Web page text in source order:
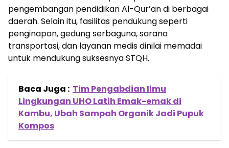
pengembangan pendidikan Al-Qur’an di berbagai
daerah. Selain itu, fasilitas pendukung seperti
penginapan, gedung serbaguna, sarana
transportasi, dan layanan medis dinilai memadai
untuk mendukung suksesnya STQH.
Baca Juga : Tim Pengabdian Ilmu
Lingkungan UHO Latih Emak-emak di
Kambu, Ubah Sampah Organik Jadi Pupuk
Kompos